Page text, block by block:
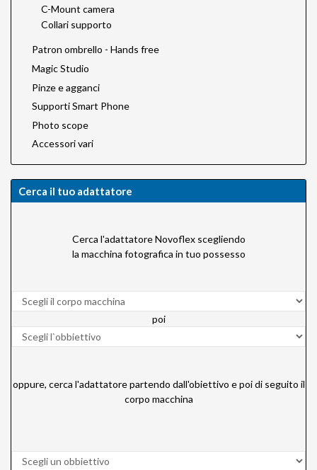
C-Mount camera
Collari supporto
Patron ombrello - Hands free
Magic Studio
Pinze e agganci
Supporti Smart Phone
Photo scope
Accessori vari
Cerca il tuo adattatore
Cerca l'adattatore Novoflex scegliendo
la macchina fotografica in tuo possesso
poi
oppure, cerca l'adattatore partendo dall'obiettivo e poi di seguito il
corpo macchina